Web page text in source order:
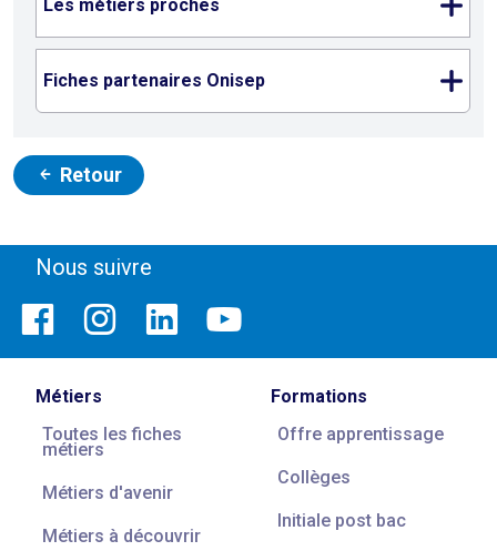
Les métiers proches
Fiches partenaires Onisep
Retour
Nous suivre
Métiers
Toutes les fiches
métiers
Métiers d'avenir
Métiers à découvrir
Formations
Offre apprentissage
Collèges
Initiale post bac